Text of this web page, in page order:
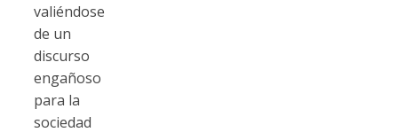
valiéndose
de un
discurso
engañoso
para la
sociedad